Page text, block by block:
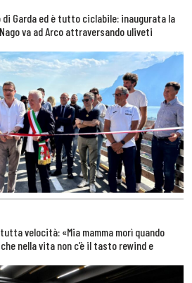
di Garda ed è tutto ciclabile: inaugurata la
va ad Arco attraversando uliveti
velocità: «Mia mamma morì quando
nella vita non c’è il tasto rewind e